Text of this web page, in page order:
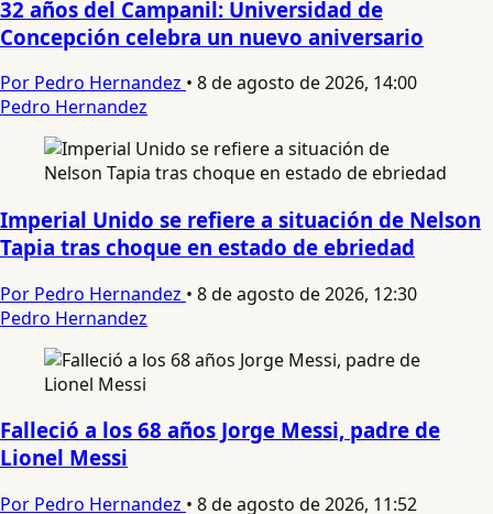
32 años del Campanil: Universidad de
Concepción celebra un nuevo aniversario
Por Pedro Hernandez • 8 de agosto de 2026, 14:00
Pedro Hernandez
Imperial Unido se refiere a situación de Nelson
Tapia tras choque en estado de ebriedad
Por Pedro Hernandez • 8 de agosto de 2026, 12:30
Pedro Hernandez
Falleció a los 68 años Jorge Messi, padre de
Lionel Messi
Por Pedro Hernandez • 8 de agosto de 2026, 11:52